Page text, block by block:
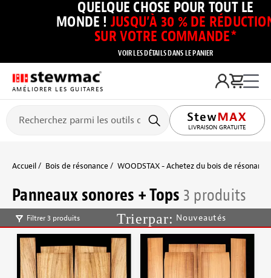
QUELQUE CHOSE POUR TOUT LE
MONDE ! JUSQU’À 30 % DE
SUR VOTRE COMMANDE*
VOIR LES DÉTAILS DANS LE PANIER
AMÉLIORER LES GUITARES
LIVRAISON GRATUITE
Accueil Bois de résonance WOODSTAX - Achetez du bois de
Panneaux sonores + Tops 3 produits
Filtrer 3 produits Nouveautés